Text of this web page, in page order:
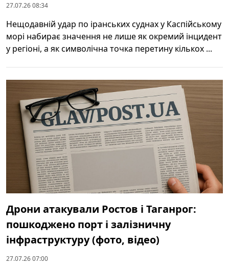
27.07.26 08:34
Нещодавній удар по іранських суднах у Каспійському
морі набирає значення не лише як окремий інцидент
у регіоні, а як символічна точка перетину кількох ...
Дрони атакували Ростов і Таганрог:
пошкоджено порт і залізничну
інфраструктуру (фото, відео)
27.07.26 07:00